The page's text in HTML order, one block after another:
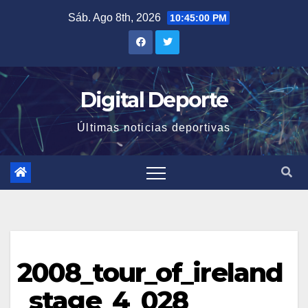
Sáb. Ago 8th, 2026 10:45:00 PM
Digital Deporte
Últimas noticias deportivas
2008_tour_of_ireland
_stage_4_028